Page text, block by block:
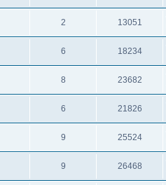
2 13051
6 18234
8 23682
6 21826
9 25524
9 26468